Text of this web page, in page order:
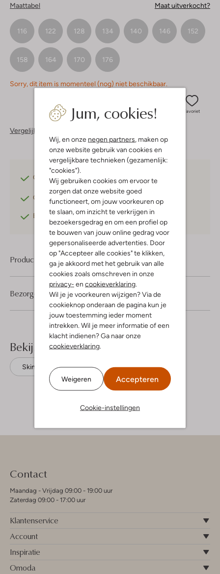
Jum, cookies!
Wij, en onze negen partners, maken op
onze website gebruik van cookies en
vergelijkbare technieken (gezamenlijk:
"cookies").
Wij gebruiken cookies om ervoor te
zorgen dat onze website goed
functioneert, om jouw voorkeuren op
te slaan, om inzicht te verkrijgen in
bezoekersgedrag en om een profiel op
te bouwen van jouw online gedrag voor
gepersonaliseerde advertenties. Door
op "Accepteer alle cookies" te klikken,
ga je akkoord met het gebruik van alle
cookies zoals omschreven in onze
privacy- en cookieverklaring.
Wil je je voorkeuren wijzigen? Via de
cookieknop onderaan de pagina kun je
jouw toestemming ieder moment
intrekken. Wil je meer informatie of een
klacht indienen? Ga naar onze
cookieverklaring.
Weigeren Accepteren
Cookie-instellingen
Maattabel Maat uitverkocht?
116 122 128 134 140 146 152
158 164 170 176
Sorry, dit item is momenteel (nog) niet beschikbaar.
Favoriet
Vergelijkbare items
Gratis verzending vanaf €75,-
Gratis retourneren binnen 30 dagen*
Betaal achterafmet Klarna
Product informatie
Bezorgen & retourneren
Bekijk meer
Skinny jeans Vingino
Contact
Maandag - Vrijdag 09:00 - 19:00 uur
Zaterdag 09:00 - 17:00 uur
Klantenservice
Account
Inspiratie
Omoda